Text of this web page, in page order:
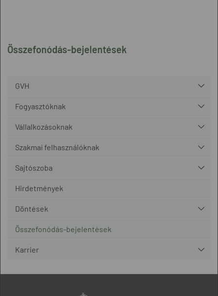
Összefonódás-bejelentések
GVH
Fogyasztóknak
Vállalkozásoknak
Szakmai felhasználóknak
Sajtószoba
Hirdetmények
Döntések
Összefonódás-bejelentések
Karrier